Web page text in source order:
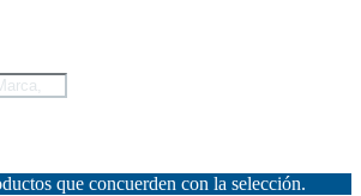
que concuerden con la selección.